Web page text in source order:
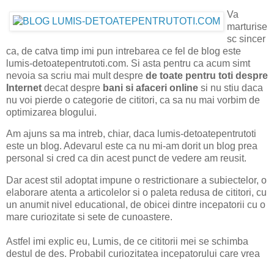
Va
marturise
sc sincer
ca, de catva timp imi pun intrebarea ce fel de blog este
lumis-detoatepentrutoti.com. Si asta pentru ca acum simt
nevoia sa scriu mai mult despre de toate pentru toti despre
Internet decat despre bani si afaceri online si nu stiu daca
nu voi pierde o categorie de cititori, ca sa nu mai vorbim de
optimizarea blogului.
Am ajuns sa ma intreb, chiar, daca lumis-detoatepentrutoti
este un blog. Adevarul este ca nu mi-am dorit un blog prea
personal si cred ca din acest punct de vedere am reusit.
Dar acest stil adoptat impune o restrictionare a subiectelor, o
elaborare atenta a articolelor si o paleta redusa de cititori, cu
un anumit nivel educational, de obicei dintre incepatorii cu o
mare curiozitate si sete de cunoastere.
Astfel imi explic eu, Lumis, de ce cititorii mei se schimba
destul de des. Probabil curiozitatea incepatorului care vrea